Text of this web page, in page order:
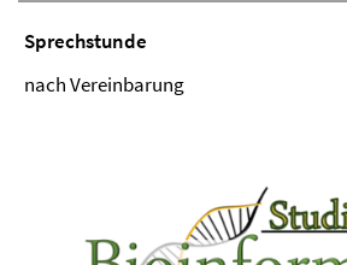
Sprechstunde
nach Vereinbarung